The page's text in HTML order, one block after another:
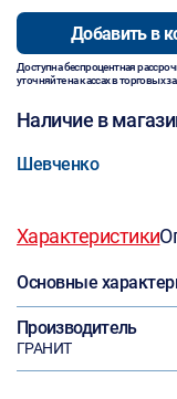
Добавить в
Доступна беспроцентная
уточняйте на кассах в торговых
Наличие в
Шевченко
Характеристики
Основные
Производитель
ГРАНИТ